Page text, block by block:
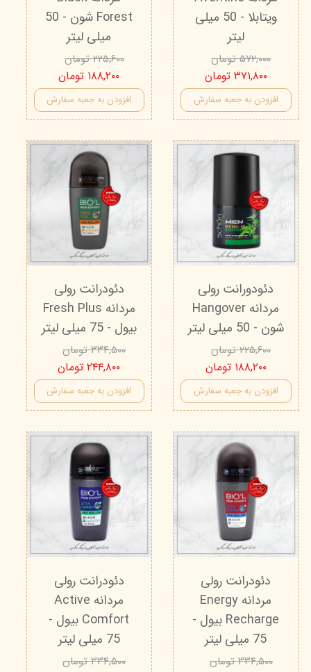
ویتابلا - 50 میلی
لیتر
۵۷۲,۰۰۰ تومان
۳۷۱,۸۰۰ تومان
افزودن به جعبه سفارش
Forest شون - 50
میلی لیتر
۲۲۵,۶۰۰ تومان
۱۸۸,۲۰۰ تومان
افزودن به جعبه سفارش
دئودورانت رولی
مردانه Hangover
شون - 50 میلی لیتر
۲۲۵,۶۰۰ تومان
۱۸۸,۲۰۰ تومان
افزودن به جعبه سفارش
دئودرانت رولی
مردانه Fresh Plus
بیول - 75 میلی لیتر
۳۳۴,۵۰۰ تومان
۲۴۴,۸۰۰ تومان
افزودن به جعبه سفارش
دئودرانت رولی
مردانه Energy
Recharge بیول -
75 میلی لیتر
۳۳۴,۵۰۰ تومان
دئودرانت رولی
مردانه Active
Comfort بیول -
75 میلی لیتر
۳۳۴,۵۰۰ تومان